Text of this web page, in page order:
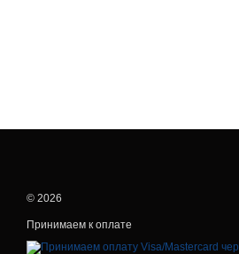
© 2026
Принимаем к оплате